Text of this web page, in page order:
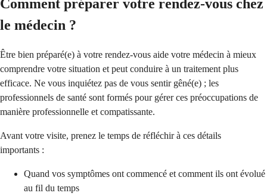
Comment préparer votre rendez-vous chez
le médecin ?
Être bien préparé(e) à votre rendez-vous aide votre médecin à mieux
comprendre votre situation et peut conduire à un traitement plus
efficace. Ne vous inquiétez pas de vous sentir gêné(e) ; les
professionnels de santé sont formés pour gérer ces préoccupations de
manière professionnelle et compatissante.
Avant votre visite, prenez le temps de réfléchir à ces détails
importants :
Quand vos symptômes ont commencé et comment ils ont évolué
au fil du temps